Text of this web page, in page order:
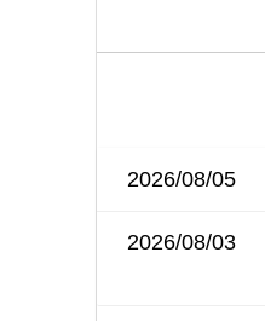
2026/08/05
2026/08/03